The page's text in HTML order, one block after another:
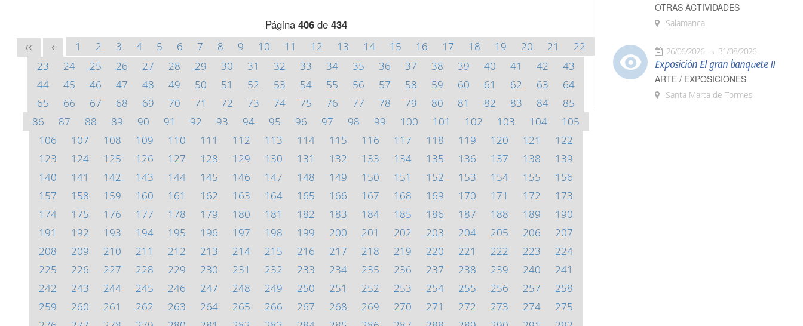
Página 406de 434
<< < 1 2 3 4 5 6 7 8 9 10 11 12 13 14 15 16 17 18 19 20 21
22
23
24 25 26 27 28 29 30 31 32 33 34 35 36 37 38 39 40 41 42
43
44
45 46 47 48 49 50 51 52 53 54 55 56 57 58 59 60 61 62 63
64
65
66 67 68 69 70 71 72 73 74 75 76 77 78 79 80 81 82 83 84
85
86
87 88 89 90 91 92 93 94 95 96 97 98 99 100 101 102 103 104
105
106
107 108 109 110 111 112 113 114 115 116 117 118 119 120 121
122
123
124 125 126 127 128 129 130 131 132 133 134 135 136 137 138
139
140
141 142 143 144 145 146 147 148 149 150 151 152 153 154 155
156
157
158 159 160 161 162 163 164 165 166 167 168 169 170 171 172
173
174
175 176 177 178 179 180 181 182 183 184 185 186 187 188 189
190
191
192 193 194 195 196 197 198 199 200 201 202 203 204 205 206
207
208
209 210 211 212 213 214 215 216 217 218 219 220 221 222 223
224
225
226 227 228 229 230 231 232 233 234 235 236 237 238 239 240
241
242
243 244 245 246 247 248 249 250 251 252 253 254 255 256 257
258
259
260 261 262 263 264 265 266 267 268 269 270 271 272 273 274
275
OTRAS ACTIVIDADES
Salamanca
26/06/2026 31/08/2026
Exposición El gran banquete II
ARTE / EXPOSICIONES
Santa Marta de Tormes